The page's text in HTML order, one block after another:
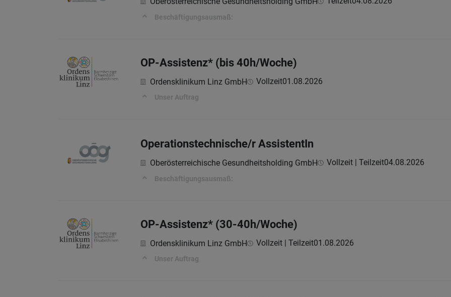
Beschäftigungsausmaß:
OP-Assistenz* (bis 40h/Woche)
Ordensklinikum Linz GmbH Vollzeit01.08.2026
Unser Auftrag
Operationstechnische/r AssistentIn
Oberösterreichische Gesundheitsholding GmbH Vollzeit | Teilzeit04.08.2026
Beschäftigungsausmaß:
OP-Assistenz* (30-40h/Woche)
Ordensklinikum Linz GmbH Vollzeit | Teilzeit01.08.2026
Unser Auftrag